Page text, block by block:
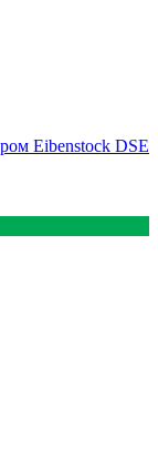
Eibenstock DSE